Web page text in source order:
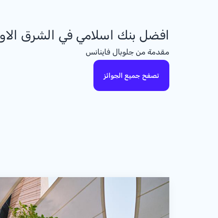
افضل بنك اسلامي في الشرق
مقدمة من جلوبال فاينانس
تصفح جميع الجوائز